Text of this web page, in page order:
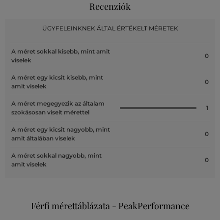
Recenziók
ÜGYFELEINKNEK ÁLTAL ÉRTÉKELT MÉRETEK
A méret sokkal kisebb, mint amit
viselek
0
A méret egy kicsit kisebb, mint
amit viselek
0
A méret megegyezik az általam
szokásosan viselt mérettel
1
A méret egy kicsit nagyobb, mint
amit általában viselek
0
A méret sokkal nagyobb, mint
amit viselek
0
Férfi mérettáblázata - PeakPerformance